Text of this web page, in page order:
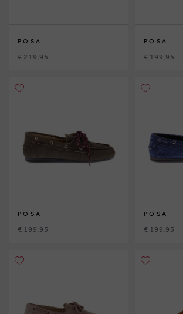
POSA
€ 219,95
POSA
€ 199,95
POSA
€ 199,95
POSA
€ 199,95